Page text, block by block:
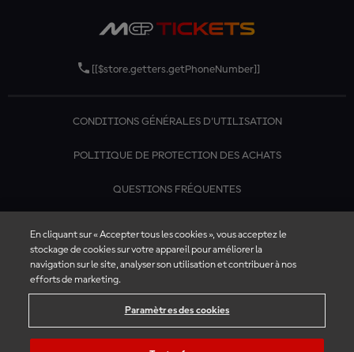
[[$store.getters.getPhoneNumber]]
CONDITIONS GÉNÉRALES D'UTILISATION
POLITIQUE DE PROTECTION DES ACHATS
QUESTIONS FRÉQUENTES
En cliquant sur « Accepter tous les cookies », vous acceptez le
stockage de cookies sur votre appareil pour améliorer la
navigation sur le site, analyser son utilisation et contribuer à nos
efforts de marketing.
Paramètres des cookies